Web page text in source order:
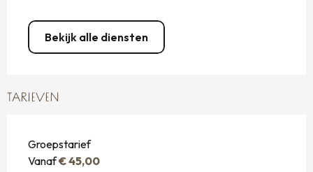
Bekijk alle diensten
TARIEVEN
Groepstarief
Vanaf€ 45,00